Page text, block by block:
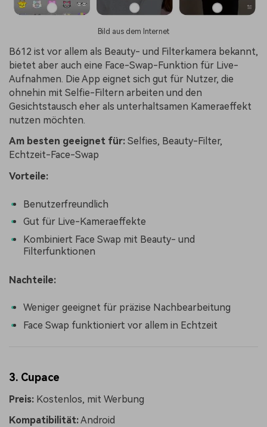
Bild aus dem Internet
B612 ist vor allem als Beauty- und Filterkamera bekannt,
bietet aber auch eine Face-Swap-Funktion für Live-
Aufnahmen. Die App eignet sich gut für Nutzer, die
ohnehin mit Selfie-Filtern arbeiten und den
Gesichtstausch eher als unterhaltsamen Kameraeffekt
nutzen möchten.
Am besten geeignet für: Selfies, Beauty-Filter,
Echtzeit-Face-Swap
Vorteile:
Benutzerfreundlich
Gut für Live-Kameraeffekte
Kombiniert Face Swap mit Beauty- und
Filterfunktionen
Nachteile:
Weniger geeignet für präzise Nachbearbeitung
Face Swap funktioniert vor allem in Echtzeit
3. Cupace
Preis: Kostenlos, mit Werbung
Kompatibilität:Android